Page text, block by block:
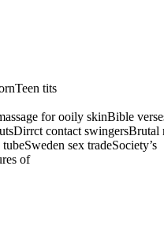
tits
for ooily skinBible
contact swingersBrutal
sex tradeSociety’s
of